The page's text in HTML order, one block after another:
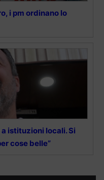
i pm ordinano lo
istituzioni locali. Si
cose belle”